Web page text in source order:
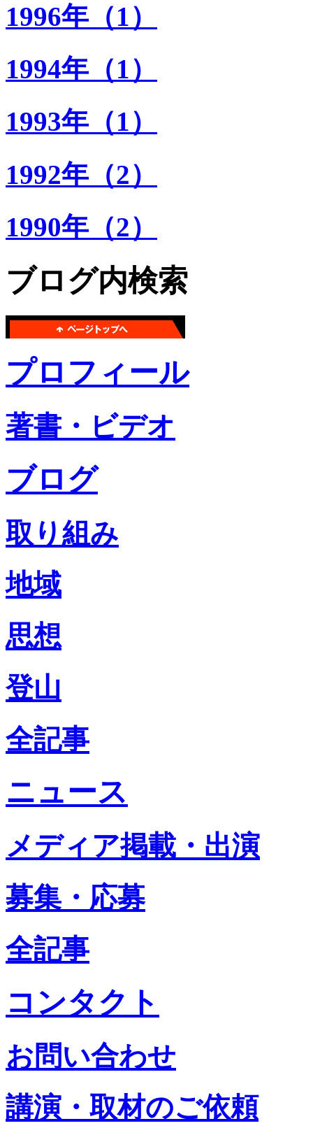
1996年（1）
1994年（1）
1993年（1）
1992年（2）
1990年（2）
ブログ内検索
プロフィール
著書・ビデオ
ブログ
取り組み
地域
思想
登山
全記事
ニュース
メディア掲載・出演
募集・応募
全記事
コンタクト
お問い合わせ
講演・取材のご依頼